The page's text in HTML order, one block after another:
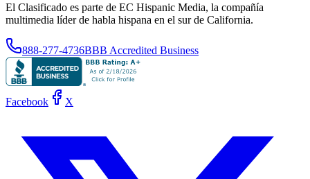
El Clasificado es parte de EC Hispanic Media, la compañía
multimedia líder de habla hispana en el sur de California.
888-277-4736BBB Accredited Business
Facebook X